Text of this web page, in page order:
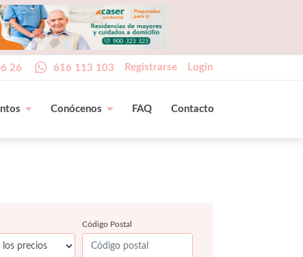
26 616 113 103 Registrarse Login
Conócenos FAQ Contacto
Código Postal